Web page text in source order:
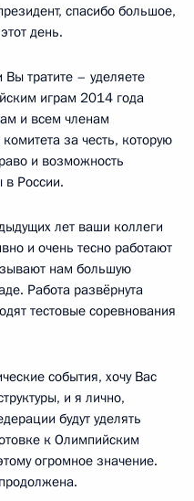
спасибо большое,
день.
тратите – уделяете
играм 2014 года
и всем членам
за честь, которую
и возможность
в России.
лет ваши коллеги
и очень тесно работают
нам большую
Работа развёрнута
тестовые соревнования
события, хочу Вас
и я лично,
будут уделять
к Олимпийским
огромное значение.